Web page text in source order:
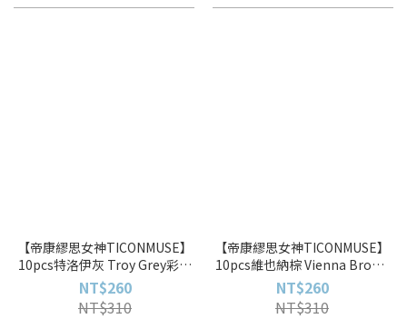
【帝康繆思女神TICONMUSE】
10pcs特洛伊灰 Troy Grey彩色
日拋
NT$260
NT$310
【帝康繆思女神TICONMUSE】
10pcs維也納棕 Vienna Brown
彩色日拋
NT$260
NT$310